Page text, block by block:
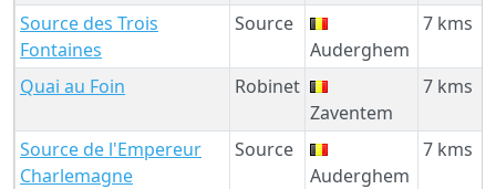
Source des Trois
Fontaines
Source
Auderghem
7 kms
Quai au Foin
Robinet
Zaventem
7 kms
Source de l'Empereur
Charlemagne
Source
Auderghem
7 kms